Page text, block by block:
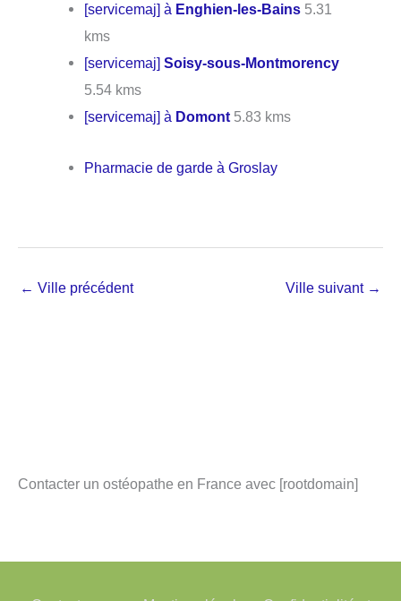
[servicemaj] à Enghien-les-Bains 5.31
kms
[servicemaj]Soisy-sous-Montmorency
5.54 kms
[servicemaj] à Domont 5.83 kms
Pharmacie de garde à Groslay
← Ville précédent Ville suivant →
Contacter un ostéopathe en France avec [rootdomain]